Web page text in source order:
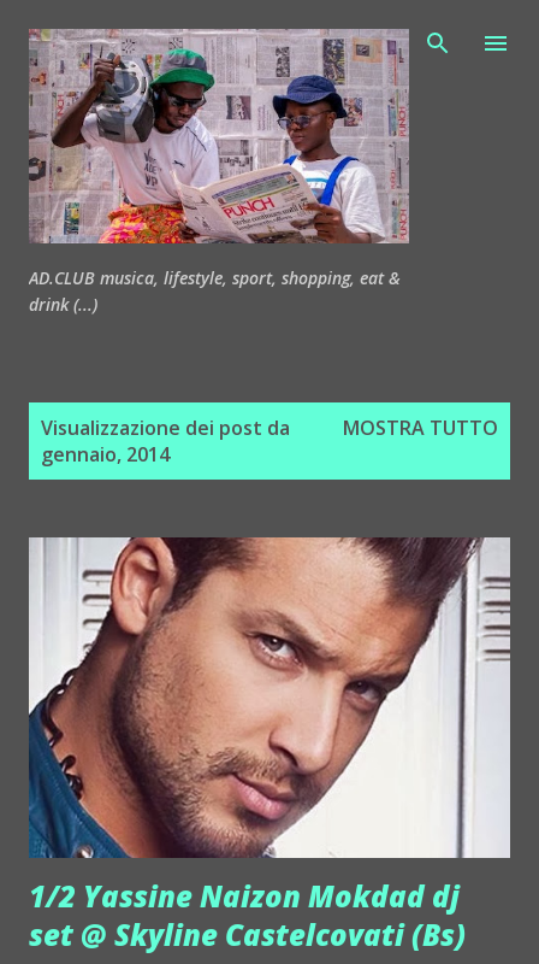
Passa ai contenuti principali
AD.CLUB musica, lifestyle, sport, shopping, eat &
drink (...)
Visualizzazione dei post da
gennaio, 2014
MOSTRA TUTTO
1/2 Yassine Naizon Mokdad dj
set @ Skyline Castelcovati (Bs)